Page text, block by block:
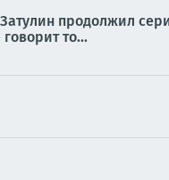
продолжил
то...